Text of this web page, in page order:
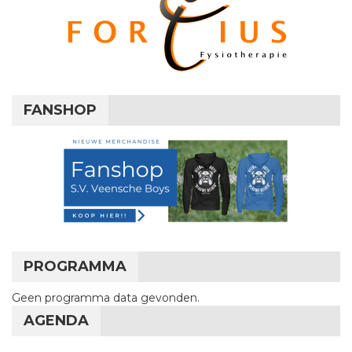
FANSHOP
PROGRAMMA
Geen programma data gevonden.
AGENDA